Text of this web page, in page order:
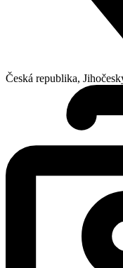
Česká republika,